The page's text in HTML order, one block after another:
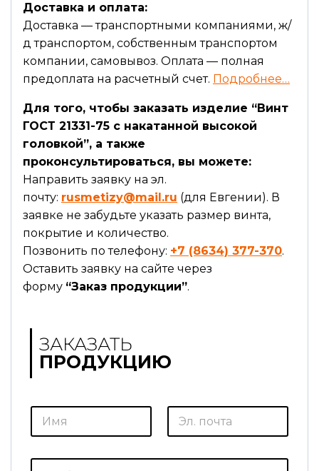
Доставка и оплата:
Доставка — транспортными компаниями, ж/
д транспортом, собственным транспортом
компании, самовывоз. Оплата — полная
предоплата на расчетный счет. Подробнее…
Для того, чтобы заказать изделие “Винт
ГОСТ 21331-75 с накатанной высокой
головкой”, а также
проконсультироваться, вы можете:
Направить заявку на эл.
почту: rusmetizy@mail.ru (для Евгении). В
заявке не забудьте указать размер винта,
покрытие и количество.
Позвонить по телефону: +7 (8634) 377-370.
Оставить заявку на сайте через
форму “Заказ продукции”.
ЗАКАЗАТЬ
ПРОДУКЦИЮ
И
я
Э
.
о
С